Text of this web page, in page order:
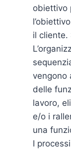
obiettivo
il cliente.
vengono
delle
lavoro,
e/o i
una
I